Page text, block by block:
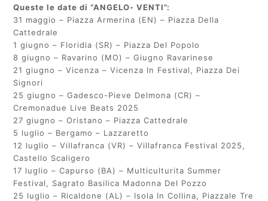
Queste le date di “ANGELO- VENTI”:
31 maggio – Piazza Armerina (EN) – Piazza Della
Cattedrale
1 giugno – Floridia (SR) – Piazza Del Popolo
8 giugno – Ravarino (MO) – Giugno Ravarinese
21 giugno – Vicenza – Vicenza In Festival, Piazza Dei
Signori
25 giugno – Gadesco-Pieve Delmona (CR) –
Cremonadue Live Beats 2025
27 giugno – Oristano – Piazza Cattedrale
5 luglio – Bergamo – Lazzaretto
12 luglio – Villafranca (VR) – Villafranca Festival 2025,
Castello Scaligero
17 luglio – Capurso (BA) – Multiculturita Summer
Festival, Sagrato Basilica Madonna Del Pozzo
25 luglio – Ricaldone (AL) – Isola In Collina, Piazzale Tre